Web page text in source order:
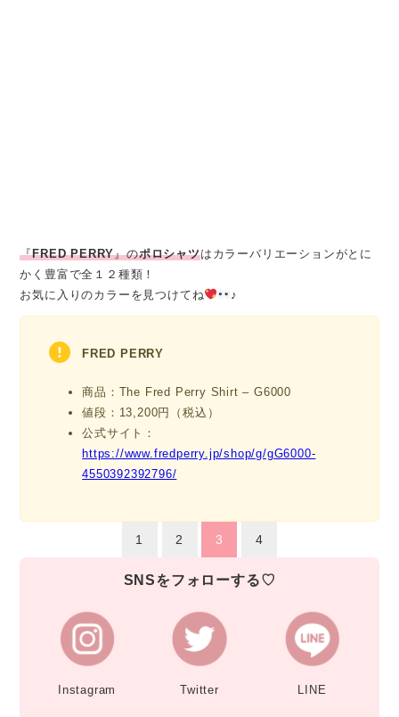
『FRED PERRY』のポロシャツはカラーバリエーションがとに
かく豊富で全１２種類！
お気に入りのカラーを見つけてね
♪
FRED PERRY
商品：The Fred Perry Shirt – G6000
値段：13,200円（税込）
公式サイト：
https://www.fredperry.jp/shop/g/gG6000-
4550392392796/
1 2 3 4
SNSをフォローする♡
Instagram Twitter LINE